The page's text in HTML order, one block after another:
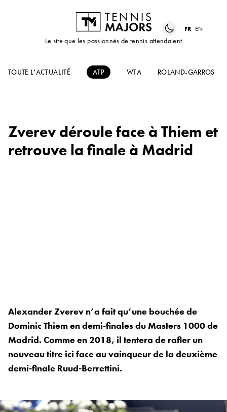
Le site que les passionnés de tennis attendaient
FR EN
TOUTE L’ACTUALITÉ ATP WTA ROLAND-GARROS
Zverev déroule face à Thiem et
retrouve la finale à Madrid
Alexander Zverev n’a fait qu’une bouchée de
Dominic Thiem en demi-finales du Masters 1000 de
Madrid. Comme en 2018, il tentera de rafler un
nouveau titre ici face au vainqueur de la deuxième
demi-finale Ruud-Berrettini.